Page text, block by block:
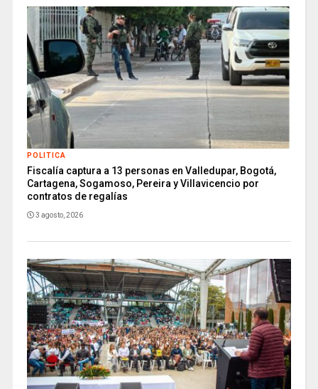
POLITICA
Fiscalía captura a 13 personas en Valledupar, Bogotá,
Cartagena, Sogamoso, Pereira y Villavicencio por
contratos de regalías
3 agosto, 2026